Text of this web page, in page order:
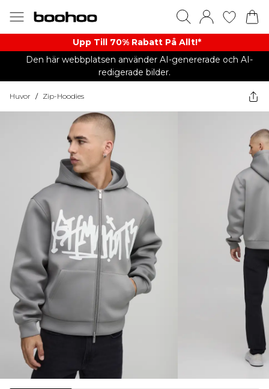
Upp Till 70% Rabatt På Allt!*
Den här webbplatsen använder AI-genererade och AI-
redigerade bilder.
Huvor / Zip-Hoodies